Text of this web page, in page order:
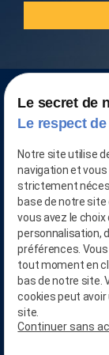
Le secret de
Le respect
Notre site utilise
navigation et
strictement
base de notre
vous avez le
personnalisation,
préférences.
tout moment en
bas de notre site.
cookies peut
site.
Continuer sans